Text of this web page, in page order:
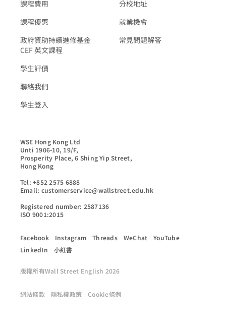
課程費用
課程優惠
政府資助持續進修基金
CEF 英文課程
學生評價
聯絡我們
學生登入
分校地址
就業機會
常見問題解答
WSE Hong Kong Ltd
Unti 1906-10, 19/F,
Prosperity Place, 6 Shing Yip Street,
Hong Kong
Tel: +852 2575 6888
Email: customerservice@wallstreet.edu.hk
Registered number: 2587136
ISO 9001:2015
Facebook Instagram Threads WeChat
YouTube
LinkedIn
小紅書
版權所有Wall Street English 2026
網站條款 隱私權政策 Cookie條例